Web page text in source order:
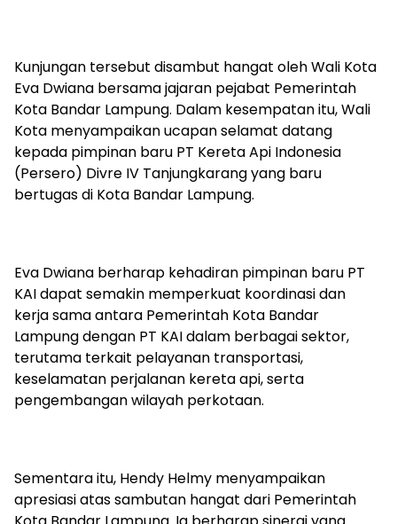
Kunjungan tersebut disambut hangat oleh Wali Kota
Eva Dwiana bersama jajaran pejabat Pemerintah
Kota Bandar Lampung. Dalam kesempatan itu, Wali
Kota menyampaikan ucapan selamat datang
kepada pimpinan baru PT Kereta Api Indonesia
(Persero) Divre IV Tanjungkarang yang baru
bertugas di Kota Bandar Lampung.
Eva Dwiana berharap kehadiran pimpinan baru PT
KAI dapat semakin memperkuat koordinasi dan
kerja sama antara Pemerintah Kota Bandar
Lampung dengan PT KAI dalam berbagai sektor,
terutama terkait pelayanan transportasi,
keselamatan perjalanan kereta api, serta
pengembangan wilayah perkotaan.
Sementara itu, Hendy Helmy menyampaikan
apresiasi atas sambutan hangat dari Pemerintah